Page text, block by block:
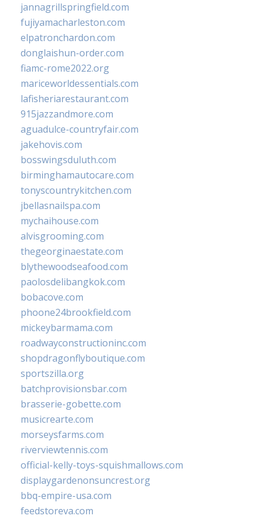
jannagrillspringfield.com
fujiyamacharleston.com
elpatronchardon.com
donglaishun-order.com
fiamc-rome2022.org
mariceworldessentials.com
lafisheriarestaurant.com
915jazzandmore.com
aguadulce-countryfair.com
jakehovis.com
bosswingsduluth.com
birminghamautocare.com
tonyscountrykitchen.com
jbellasnailspa.com
mychaihouse.com
alvisgrooming.com
thegeorginaestate.com
blythewoodseafood.com
paolosdelibangkok.com
bobacove.com
phoone24brookfield.com
mickeybarmama.com
roadwayconstructioninc.com
shopdragonflyboutique.com
sportszilla.org
batchprovisionsbar.com
brasserie-gobette.com
musicrearte.com
morseysfarms.com
riverviewtennis.com
official-kelly-toys-squishmallows.com
displaygardenonsuncrest.org
bbq-empire-usa.com
feedstoreva.com